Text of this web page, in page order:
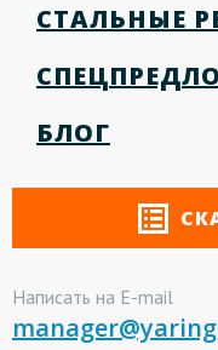
СТАЛЬНЫЕ
БЛОГ
Написать на E-mail